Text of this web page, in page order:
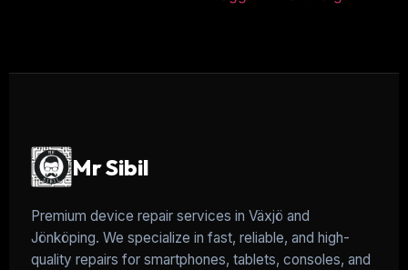
Mr Sibil
Premium device repair services in Växjö and
Jönköping. We specialize in fast, reliable, and high-
quality repairs for smartphones, tablets, consoles, and